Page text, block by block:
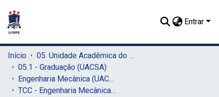
Entrar
Início
05. Unidade Acadêmica do Cabo de Santo Agostinho (UACSA)
05.1 - Graduação (UACSA)
Engenharia Mecânica (UACSA)
TCC - Engenharia Mecânica (UACSA)